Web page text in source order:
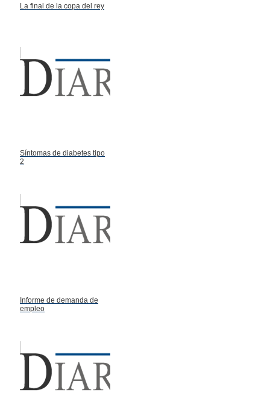
La final de la copa del rey
Síntomas de diabetes tipo
2
Informe de demanda de
empleo